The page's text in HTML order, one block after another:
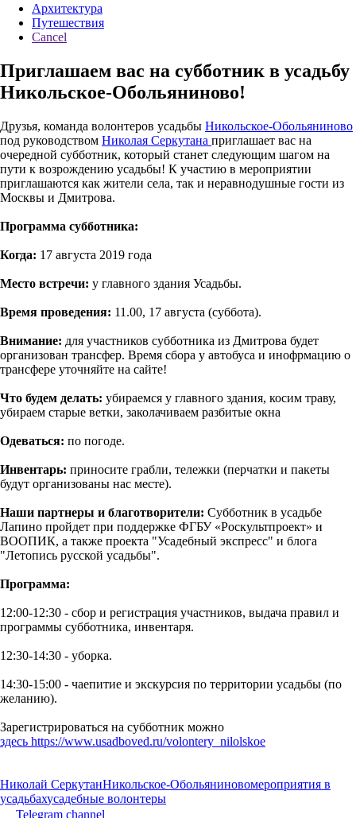
Архитектура
Путешествия
Cancel
Приглашаем вас на субботник в усадьбу
Никольское-Обольяниново!
Друзья, команда волонтеров усадьбы Никольское-Обольяниново
под руководством Николая Серкутана приглашает вас на
очередной субботник, который станет следующим шагом на
пути к возрождению усадьбы! К участию в мероприятии
приглашаются как жители села, так и неравнодушные гости из
Москвы и Дмитрова.
Программа субботника:
Когда: 17 августа 2019 года
Место встречи: у главного здания Усадьбы.
Время проведения: 11.00, 17 августа (суббота).
Внимание: для участников субботника из Дмитрова будет
организован трансфер. Время сбора у автобуса и инофрмацию о
трансфере уточняйте на сайте!
Что будем делать: убираемся у главного здания, косим траву,
убираем старые ветки, заколачиваем разбитые окна
Одеваться: по погоде.
Инвентарь: приносите грабли, тележки (перчатки и пакеты
будут организованы нас месте).
Наши партнеры и благотворители: Субботник в усадьбе
Лапино пройдет при поддержке ФГБУ «Роскультпроект» и
ВООПИК, а также проекта "Усадебный экспресс" и блога
"Летопись русской усадьбы".
Программа:
12:00-12:30 - сбор и регистрация участников, выдача правил и
программы субботника, инвентаря.
12:30-14:30 - уборка.
14:30-15:00 - чаепитие и экскурсия по территории усадьбы (по
желанию).
Зарегистрироваться на субботник можно
здесь https://www.usadboved.ru/volontery_nilolskoe
Николай СеркутанНикольское-Обольяниновомероприятия в
усадьбахусадебные волонтеры
Telegram channel